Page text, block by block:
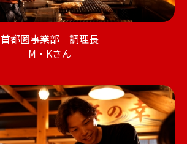
首都圏事業部 調理長
M・Kさん